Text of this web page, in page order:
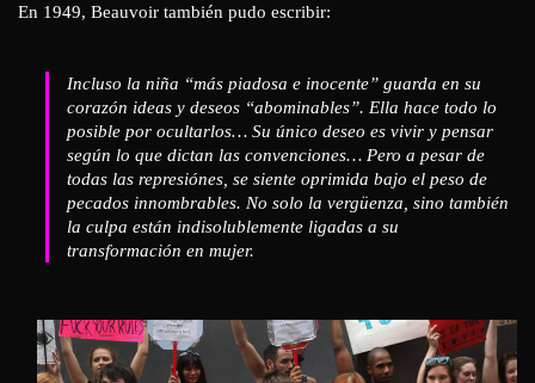
En 1949, Beauvoir también pudo escribir:
Incluso la niña “más piadosa e inocente” guarda en su
corazón ideas y deseos “abominables”. Ella hace todo lo
posible por ocultarlos… Su único deseo es vivir y pensar
según lo que dictan las convenciones… Pero a pesar de
todas las represiónes, se siente oprimida bajo el peso de
pecados innombrables. No solo la vergüenza, sino también
la culpa están indisolublemente ligadas a su
transformación en mujer.